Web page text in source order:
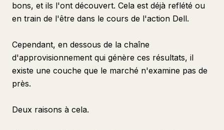
bons, et ils l'ont découvert. Cela est déjà reflété ou
en train de l'être dans le cours de l'action Dell.
Cependant, en dessous de la chaîne
d'approvisionnement qui génère ces résultats, il
existe une couche que le marché n'examine pas de
près.
Deux raisons à cela.